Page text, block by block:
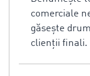
comerciale
găseşte
clienţii finali.